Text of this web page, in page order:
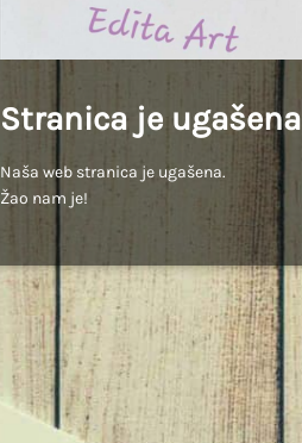
Stranica je ugašena
Naša web stranica je ugašena.
Žao nam je!